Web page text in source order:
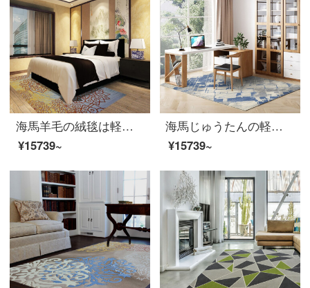
海馬羊毛の絨毯は軽くて贅沢な版の新しい中国式の簡単な寝室の客間の書斎のじゅうたんです。
¥15739~
海馬じゅうたんの軽贅沢版近代簡約寝室書斎ウールカーペット
¥15739~